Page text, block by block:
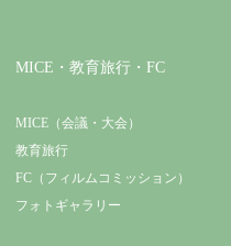
MICE・教育旅行・FC
MICE（会議・大会）
教育旅行
FC（フィルムコミッション）
フォトギャラリー